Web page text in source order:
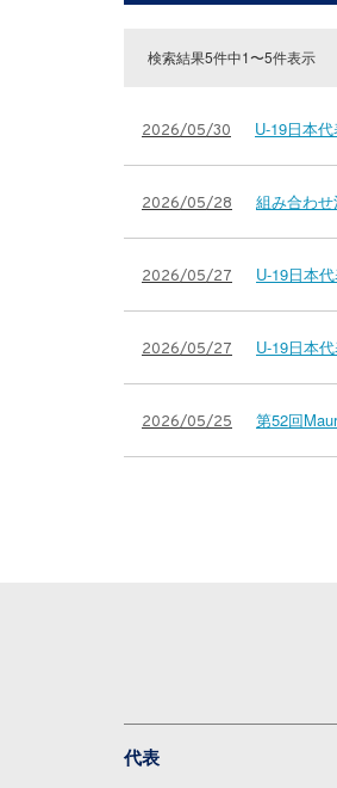
検索結果5件中1〜5件表示
2026/05/30 U-19日本
2026/05/28 組み合わ
2026/05/27 U-19日本
2026/05/27 U-19日本
2026/05/25 第52回
代表